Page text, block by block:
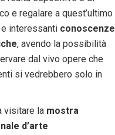
e regalare a quest’ultimo
interessanti conoscenze
, avendo la possibilità
dal vivo opere che
si vedrebbero solo in
visitare la mostra
d’arte